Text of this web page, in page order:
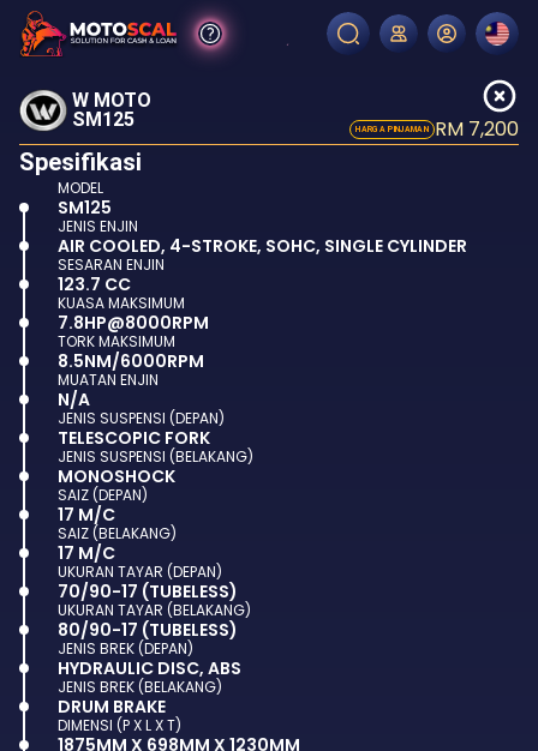
W MOTO
SM125
HARGA PINJAMAN RM 7,200
Spesifikasi
MODEL
SM125
JENIS ENJIN
AIR COOLED, 4-STROKE, SOHC, SINGLE CYLINDER
SESARAN ENJIN
123.7 CC
KUASA MAKSIMUM
7.8HP@8000RPM
TORK MAKSIMUM
8.5NM/6000RPM
MUATAN ENJIN
N/A
JENIS SUSPENSI (DEPAN)
TELESCOPIC FORK
JENIS SUSPENSI (BELAKANG)
MONOSHOCK
SAIZ (DEPAN)
17 M/C
SAIZ (BELAKANG)
17 M/C
UKURAN TAYAR (DEPAN)
70/90-17 (TUBELESS)
UKURAN TAYAR (BELAKANG)
80/90-17 (TUBELESS)
JENIS BREK (DEPAN)
HYDRAULIC DISC, ABS
JENIS BREK (BELAKANG)
DRUM BRAKE
DIMENSI (P X L X T)
1875MM X 698MM X 1230MM